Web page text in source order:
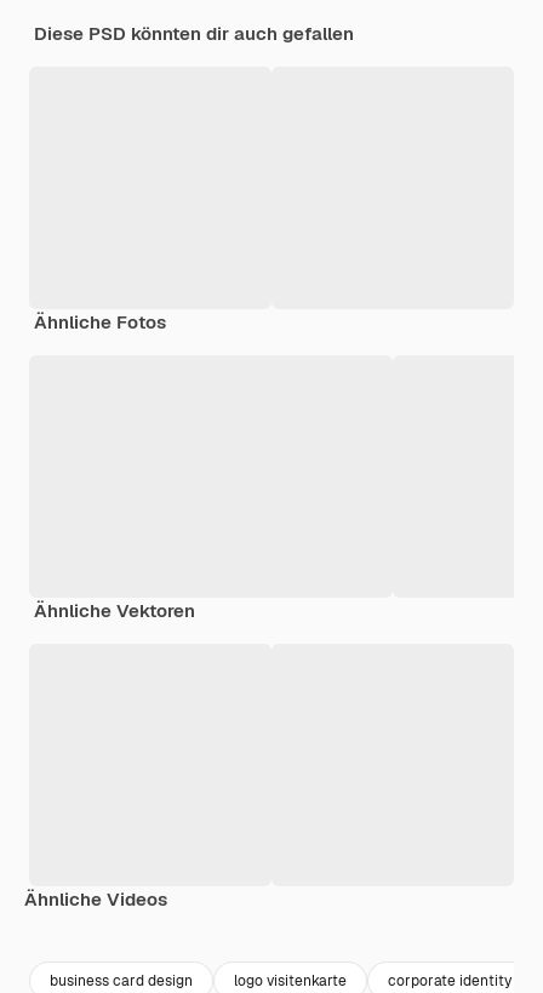
Diese PSD könnten dir auch gefallen
Ähnliche Fotos
Ähnliche Vektoren
Ähnliche Videos
business card design logo visitenkarte corporate identity